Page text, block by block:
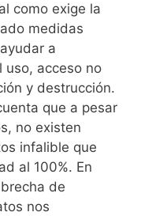
como exige la
medidas
a
uso, acceso no
y destrucción.
que a pesar
no existen
infalible que
al 100%. En
de
nos